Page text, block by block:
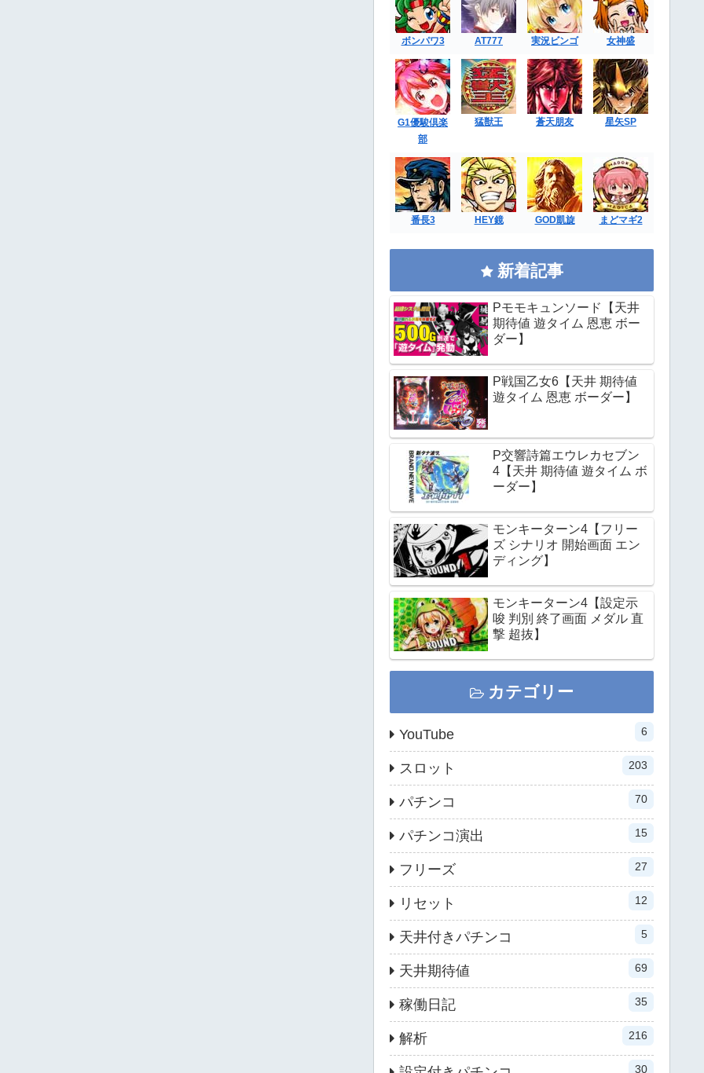
ボンパワ3 AT777 実況ビンゴ 女神盛
G1優駿倶楽
部
猛獣王 蒼天朋友 星矢SP
番長3 HEY鏡 GOD凱旋 まどマギ2
新着記事
Pモモキュンソード【天井
期待値 遊タイム 恩恵 ボー
ダー】
P戦国乙女6【天井 期待値
遊タイム 恩恵 ボーダー】
P交響詩篇エウレカセブン
4【天井 期待値 遊タイム ボ
ーダー】
モンキーターン4【フリー
ズ シナリオ 開始画面 エン
ディング】
モンキーターン4【設定示
唆 判別 終了画面 メダル 直
撃 超抜】
カテゴリー
YouTube 6
スロット 203
パチンコ 70
パチンコ演出 15
フリーズ 27
リセット 12
天井付きパチンコ 5
天井期待値 69
稼働日記 35
解析 216
30